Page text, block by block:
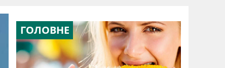
ГОЛОВНЕ